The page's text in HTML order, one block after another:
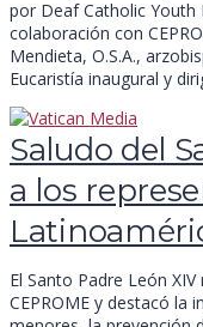
por Deaf Catholic Youth
colaboración con
Mendieta, O.S.A.,
Eucaristía inaugural y
Saludo del
a los
El Santo Padre León
CEPROME y destacó la